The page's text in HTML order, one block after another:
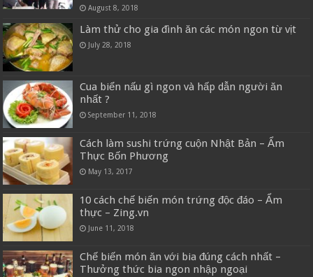
August 8, 2018
Làm thử cho gia đình ăn các món ngon từ vịt
July 28, 2018
Cua biển nấu gì ngon và hấp dẫn người ăn
nhất ?
September 11, 2018
Cách làm sushi trứng cuộn Nhật Bản – Ẩm
Thực Bốn Phương
May 13, 2017
10 cách chế biến món trứng độc đáo – Ẩm
thực – Zing.vn
June 11, 2018
Chế biến món ăn với bia đúng cách nhất –
Thưởng thức bia ngon nhập ngoại